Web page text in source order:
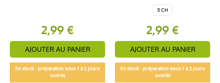
2,99 €
AJOUTER AU PANIER
En stock - préparation sous 1 à 2 jours
ouvrés
5 CH
2,99 €
AJOUTER AU PANIER
En stock - préparation sous 1 à 2 jours
ouvrés